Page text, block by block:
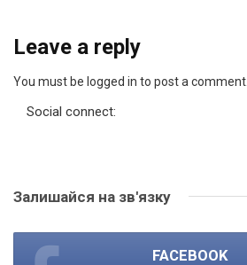
Leave a reply
You must be logged in to post a comment.
Social connect:
Залишайся на зв'язку
FACEBOOK